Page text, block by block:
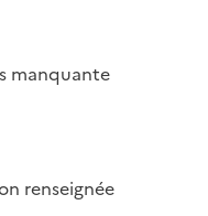
manquante
renseignée